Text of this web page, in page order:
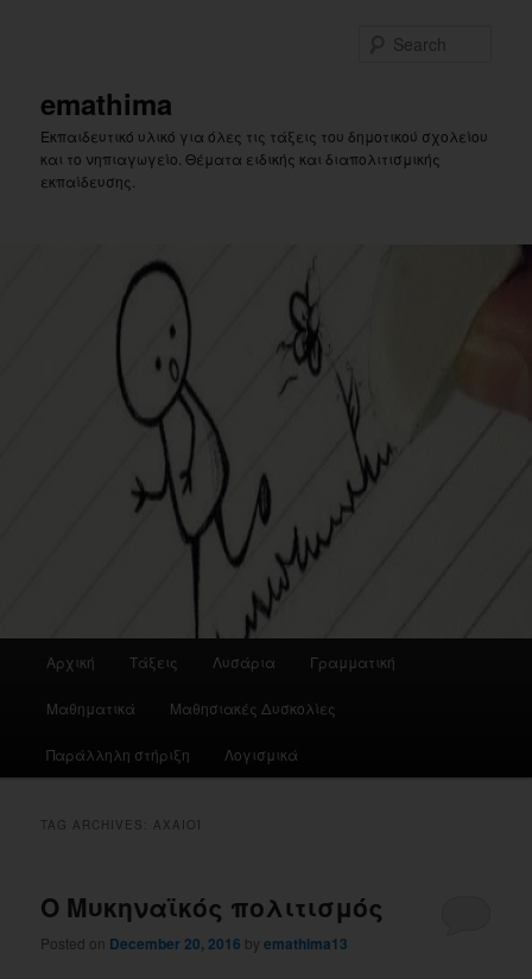
emathima
Εκπαιδευτικό υλικό για όλες τις τάξεις του δημοτικού σχολείου
και το νηπιαγωγείο. Θέματα ειδικής και διαπολιτισμικής
εκπαίδευσης.
Αρχική Τάξεις Λυσάρια Γραμματική
Μαθηματικά Μαθησιακές Δυσκολίες
Παράλληλη στήριξη Λογισμικά
TAG ARCHIVES: ΑΧΑΙΟΊ
Ο Μυκηναϊκός πολιτισμός
Posted on December 20, 2016 byemathima13